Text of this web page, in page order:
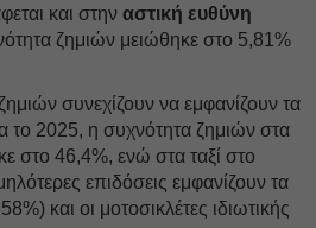
και στην αστική ευθύνη
ζημιών μειώθηκε στο 5,81%
συνεχίζουν να εμφανίζουν τα
το 2025, η συχνότητα ζημιών στα
στο 46,4%, ενώ στα ταξί στο
επιδόσεις εμφανίζουν τα
και οι μοτοσικλέτες ιδιωτικής